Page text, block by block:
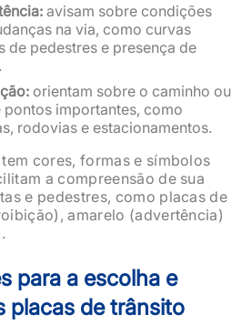
avisam sobre condições
na via, como curvas
de pedestres e presença de
orientam sobre o caminho ou
importantes, como
rodovias e estacionamentos.
cores, formas e símbolos
a compreensão de sua
e pedestres, como placas de
amarelo (advertência)
para a escolha e
placas de trânsito